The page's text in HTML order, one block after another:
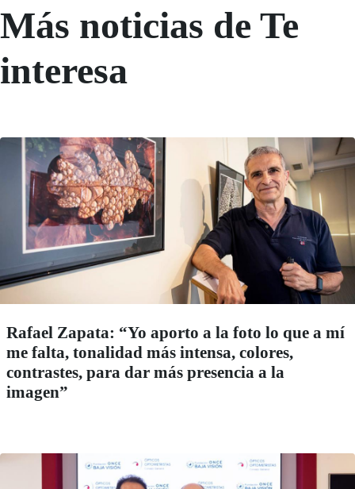
Más noticias de Te
interesa
Rafael Zapata: “Yo aporto a la foto lo que a mí
me falta, tonalidad más intensa, colores,
contrastes, para dar más presencia a la
imagen”